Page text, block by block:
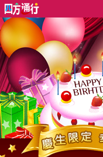
快到 〔寵愛壽星‧訂房
挑選出喜歡的生日專案並
(最多十則，超過則以挑選
發給朋友一起挑選出最超
快回到四方通行下單心目
完成以上步驟～準備大開慶